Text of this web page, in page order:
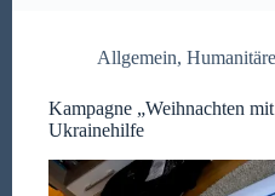
Allgemein,
Kampagne „Weihnachten
Ukrainehilfe